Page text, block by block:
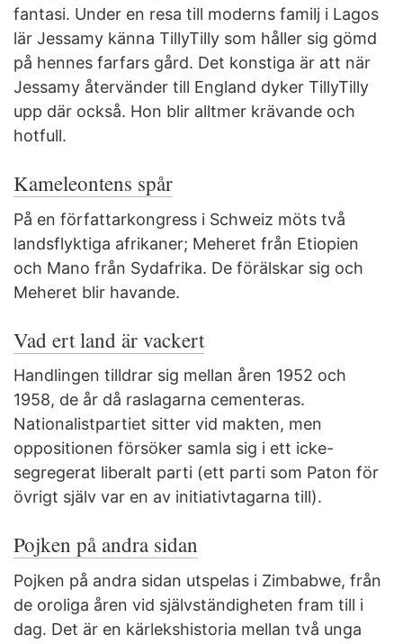
fantasi. Under en resa till moderns familj i Lagos
lär Jessamy känna TillyTilly som håller sig gömd
på hennes farfars gård. Det konstiga är att när
Jessamy återvänder till England dyker TillyTilly
upp där också. Hon blir alltmer krävande och
hotfull.
Kameleontens spår
På en författarkongress i Schweiz möts två
landsflyktiga afrikaner; Meheret från Etiopien
och Mano från Sydafrika. De förälskar sig och
Meheret blir havande.
Vad ert land är vackert
Handlingen tilldrar sig mellan åren 1952 och
1958, de år då raslagarna cementeras.
Nationalistpartiet sitter vid makten, men
oppositionen försöker samla sig i ett icke-
segregerat liberalt parti (ett parti som Paton för
övrigt själv var en av initiativtagarna till).
Pojken på andra sidan
Pojken på andra sidan utspelas i Zimbabwe, från
de oroliga åren vid självständigheten fram till i
dag. Det är en kärlekshistoria mellan två unga